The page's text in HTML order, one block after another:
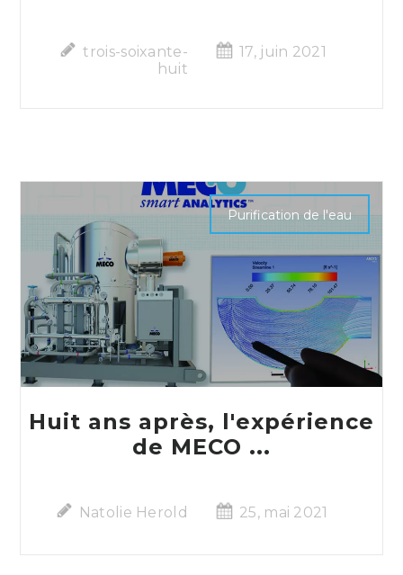
trois-soixante-
huit
17, juin 2021
Purification de l'eau
Huit ans après, l'expérience
de MECO ...
Natolie Herold 25, mai 2021